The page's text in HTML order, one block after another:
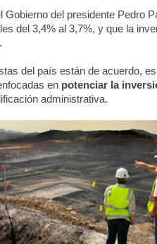
Gobierno del presidente Pedro
del 3,4% al 3,7%, y que la
del país están de acuerdo,
en potenciar la
administrativa.